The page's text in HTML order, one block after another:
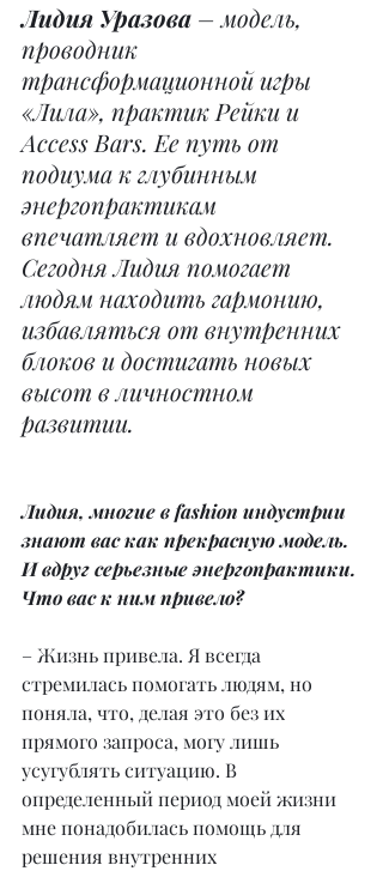
Лидия Уразова – модель,
проводник
трансформационной игры
«Лила», практик Рейки и
Access Bars. Ее путь от
подиума к глубинным
энергопрактикам
впечатляет и вдохновляет.
Сегодня Лидия помогает
людям находить гармонию,
избавляться от внутренних
блоков и достигать новых
высот в личностном
развитии.
Лидия, многие в fashion индустрии
знают вас как прекрасную модель.
И вдруг серьезные энергопрактики.
Что вас к ним привело?
– Жизнь привела. Я всегда
стремилась помогать людям, но
поняла, что, делая это без их
прямого запроса, могу лишь
усугублять ситуацию. В
определенный период моей жизни
мне понадобилась помощь для
решения внутренних